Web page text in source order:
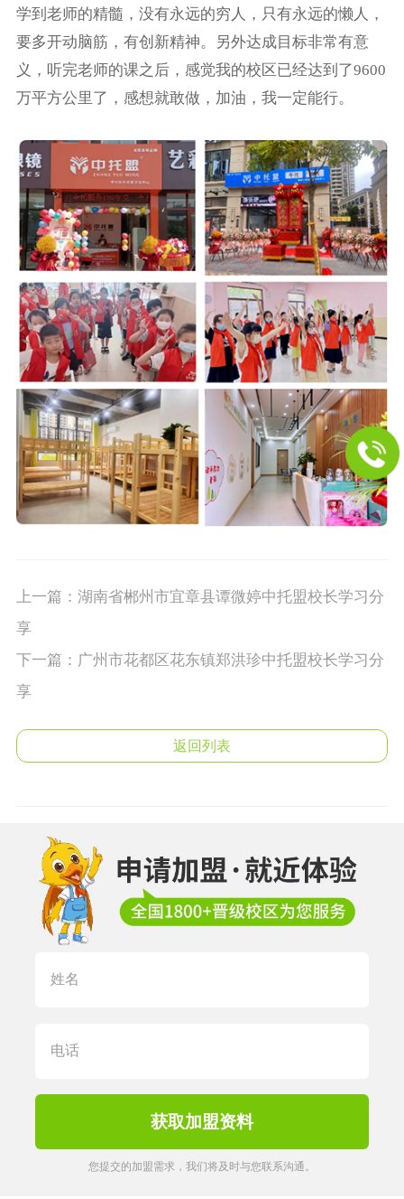
学到老师的精髓，没有永远的穷人，只有永远的懒人，
要多开动脑筋，有创新精神。另外达成目标非常有意
义，听完老师的课之后，感觉我的校区已经达到了9600
万平方公里了，感想就敢做，加油，我一定能行。
上一篇： 湖南省郴州市宜章县谭微婷中托盟校长学习分
享
下一篇： 广州市花都区花东镇郑洪珍中托盟校长学习分
享
返回列表
您提交的加盟需求，我们将及时与您联系沟通。